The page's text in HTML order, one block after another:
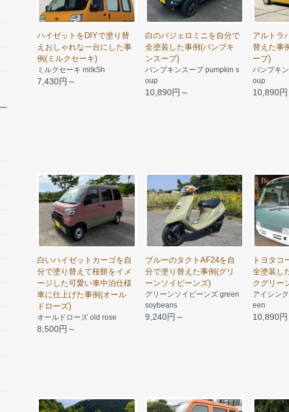
ハイゼットをDIYで塗り替
えおしゃれな一台にした事
例(ミルクセーキ)
ミルクセーキ milkSh
7,430円～
白のパジェロミニを自分で
全塗装した事例(パンプキ
ンスープ)
パンプキンスープ pumpkin s
oup
10,890円～
アルトラ
替えた事
ープ)
パンプキ
oup
10,890円
白いハイゼットカーゴを自
分で塗り替えて桜餅をイメ
ージした可愛い車中泊仕様
車に仕上げた事例(オール
ドローズ)
オールドローズ old rose
8,500円～
ブルーのタクトAF24を自
分で塗り替えた事例(グリ
ーンソイビーンズ)
グリーンソイビーンズ green
soybeans
9,240円～
トヨタコ
全塗装し
クグリー
アイシン
een
10,890円